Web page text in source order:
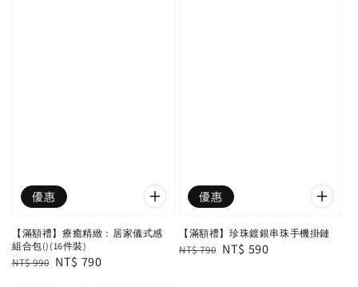
優惠
【滿額禮】療癒精緻：居家儀式感
組合包()(16件裝)
Regular
NT$ 990 Sale
NT$ 790
優惠
【滿額禮】珍珠鍍銀串珠手機掛鏈
Regular
NT$ 790 Sale
NT$ 590